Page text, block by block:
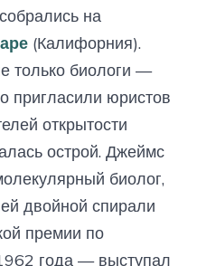
на
(Калифорния).
только биологи —
пригласили юристов
открытости
острой. Джеймс
биолог,
двойной спирали
премии по
года — выступал